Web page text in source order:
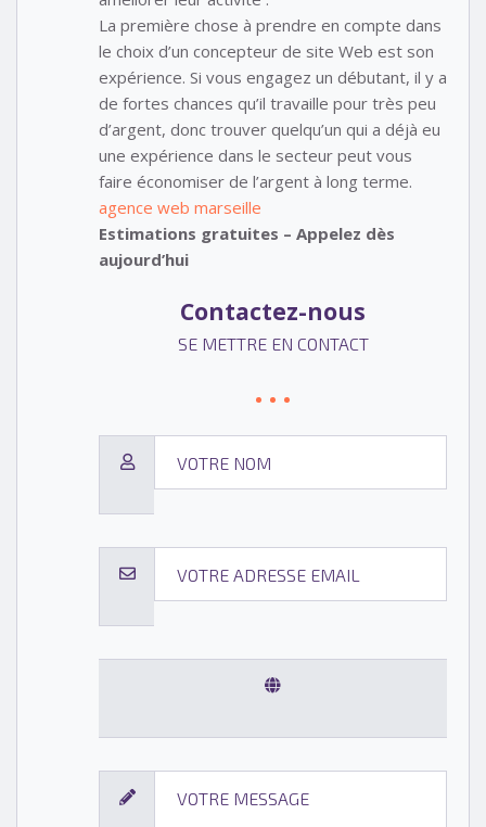
La première chose à prendre en compte dans
le choix d’un concepteur de site Web est son
expérience. Si vous engagez un débutant, il y a
de fortes chances qu’il travaille pour très peu
d’argent, donc trouver quelqu’un qui a déjà eu
une expérience dans le secteur peut vous
faire économiser de l’argent à long terme.
agence web marseille
Estimations gratuites – Appelez dès
aujourd’hui
Contactez-nous
SE METTRE EN CONTACT